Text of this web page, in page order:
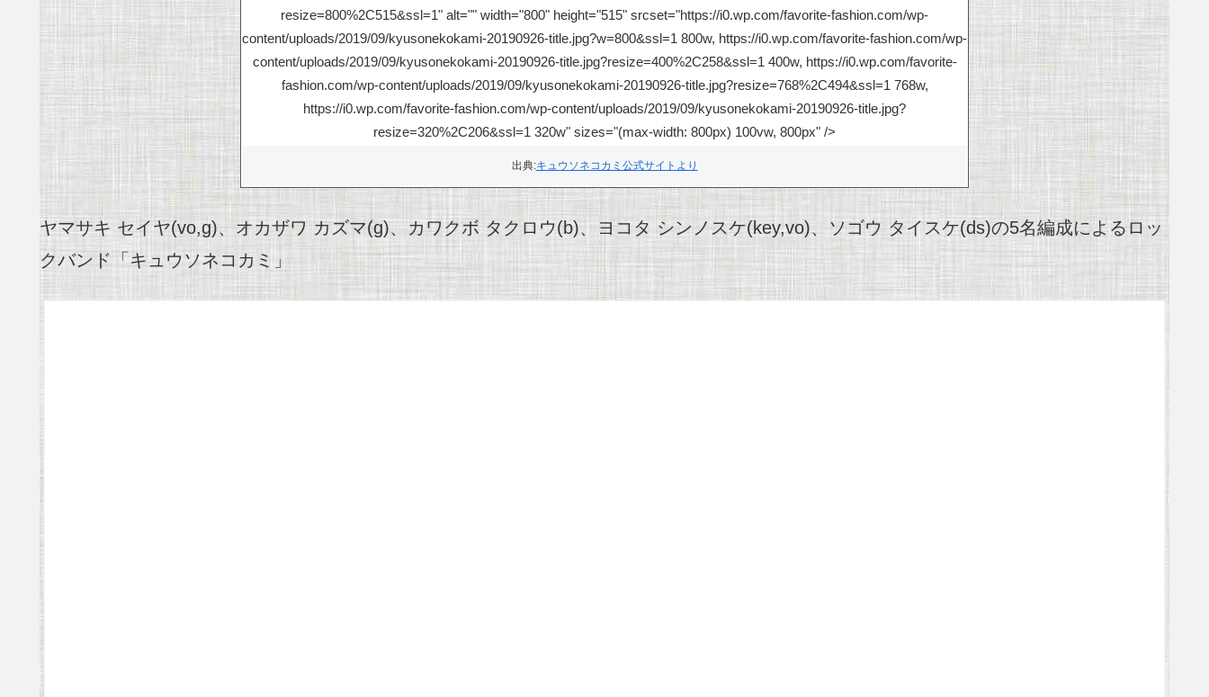
resize=800%2C515&ssl=1" alt="" width="800" height="515" srcset="https://i0.wp.com/favorite-fashion.com/wp-
content/uploads/2019/09/kyusonekokami-20190926-title.jpg?w=800&ssl=1 800w, https://i0.wp.com/favorite-fashion.com/wp-
content/uploads/2019/09/kyusonekokami-20190926-title.jpg?resize=400%2C258&ssl=1 400w, https://i0.wp.com/favorite-
fashion.com/wp-content/uploads/2019/09/kyusonekokami-20190926-title.jpg?resize=768%2C494&ssl=1 768w,
https://i0.wp.com/favorite-fashion.com/wp-content/uploads/2019/09/kyusonekokami-20190926-title.jpg?
resize=320%2C206&ssl=1 320w" sizes="(max-width: 800px) 100vw, 800px" />
出典:キュウソネコカミ公式サイトより
ヤマサキ セイヤ(vo,g)、オカザワ カズマ(g)、カワクボ タクロウ(b)、ヨコタ シンノスケ(key,vo)、ソゴウ タイスケ(ds)の5名編成によるロッ
クバンド「キュウソネコカミ」